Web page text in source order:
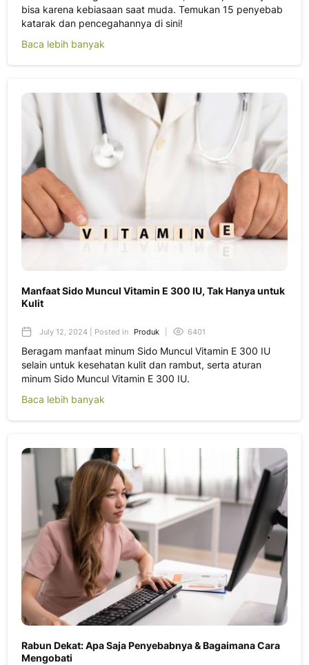
bisa karena kebiasaan saat muda. Temukan 15 penyebab
katarak dan pencegahannya di sini!
Baca lebih banyak
Manfaat Sido Muncul Vitamin E 300 IU, Tak Hanya untuk
Kulit
July 12, 2024 | Posted in Produk 6401
Beragam manfaat minum Sido Muncul Vitamin E 300 IU
selain untuk kesehatan kulit dan rambut, serta aturan
minum Sido Muncul Vitamin E 300 IU.
Baca lebih banyak
Rabun Dekat: Apa Saja Penyebabnya & Bagaimana Cara
Mengobati